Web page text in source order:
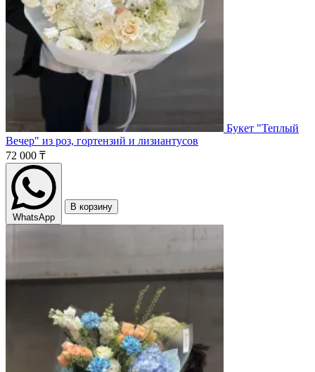
Букет "Теплый
Вечер" из роз, гортензий и лизиантусов
72 000 ₸
WhatsApp
В корзину